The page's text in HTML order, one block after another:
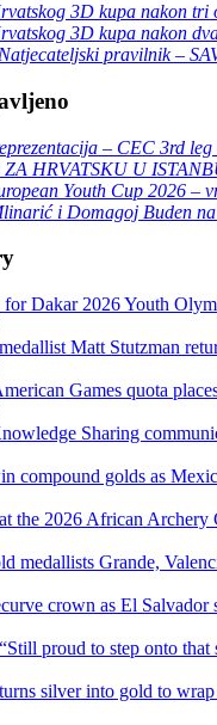
3D kupa nakon tri
3D kupa nakon
pravilnik –
– CEC 3rd
ZA HRVATSKU U
Youth Cup 2026 –
i Domagoj Buden
for Dakar 2026 Youth
Matt Stutzman
Games quota
Sharing
compound golds as
the 2026 African Archery
medallists Grande,
crown as El Salvador
proud to step onto
silver into gold to